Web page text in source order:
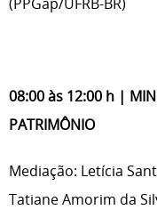
08:00 às 12:00 h |
PATRIMÔNIO
Mediação: Letícia
Tatiane Amorim da